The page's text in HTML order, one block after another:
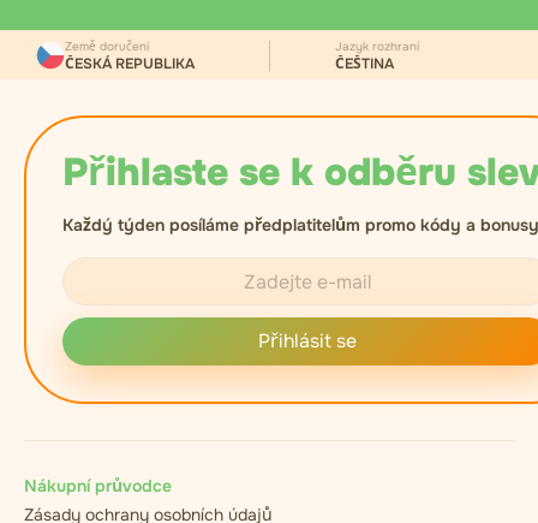
Přihlaste se k odběru
Každý týden posíláme předplatitelům promo kódy a
Přihlásit se
Země doručení
ČESKÁ REPUBLIKA
Jazyk rozhraní
ČEŠTINA
Nákupní průvodce
Zásady ochrany osobních údajů